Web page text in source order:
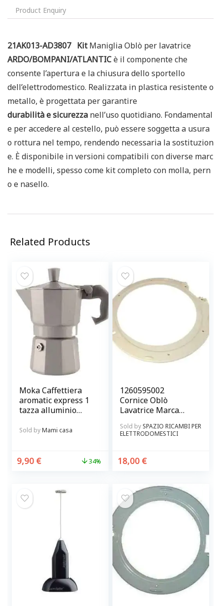
Product Enquiry
21AK013-AD3807 KitManiglia Oblò per lavatrice
ARDO/BOMPANI/ATLANTICè il componente che
consente l’apertura e la chiusura dello sportello
dell’elettrodomestico. Realizzata in plastica resistente o
metallo, è progettata per garantire
durabilità e sicurezza nell’uso quotidiano. Fondamental
e per accedere al cestello, può essere soggetta a usura
o rottura nel tempo, rendendo necessaria la sostituzion
e. È disponibile in versioni compatibili con diverse marc
he e modelli, spesso come kit completo con molla, pern
o e nasello.
Related Products
Moka Caffettiera
aromatic express 1
tazza alluminio
Sold byMami casa
9,90 € 34%
1260595002
Cornice Oblò
Lavatrice Marca
Zoppas Originale
Sold by SPAZIO RICAMBI PER
ELETTRODOMESTICI
18,00 €